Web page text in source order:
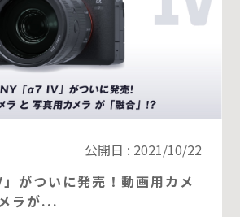
公開日 : 2021/10/22
がついに発売！動画用カメ
ラが...